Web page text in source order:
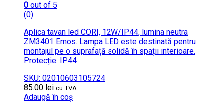
0 out of 5
(0)
Aplica tavan led CORI, 12W/IP44, lumina neutra
ZM3401 Emos. Lampa LED este destinată pentru
montajul pe o suprafață solidă în spații interioare.
Protecție: IP44
SKU: 02010603105724
85.00 lei cu TVA
Adaugă în coș